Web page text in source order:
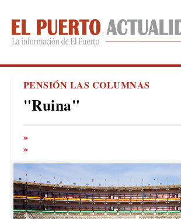
PENSIÓN LAS COLUMNAS
"Ruina"